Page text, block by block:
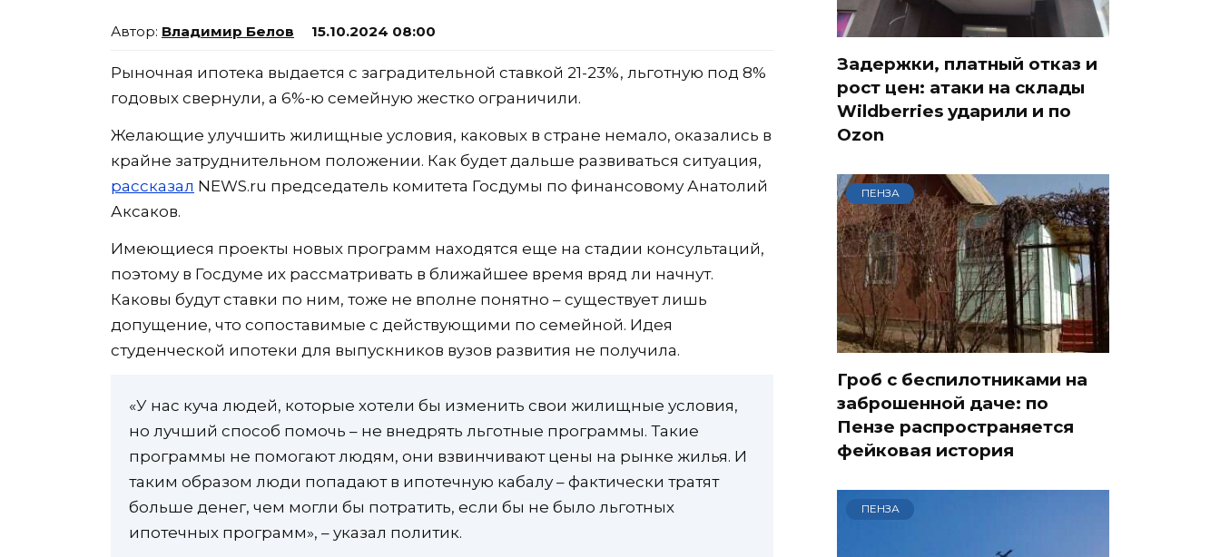
Владимир Белов 15.10.2024 08:00
Рыночная ипотека выдается с заградительной ставкой 21-23%, льготную под 8%
годовых свернули, а 6%-ю семейную жестко ограничили.
Желающие улучшить жилищные условия, каковых в стране немало, оказались в
крайне затруднительном положении. Как будет дальше развиваться ситуация,
рассказал NEWS.ru председатель комитета Госдумы по финансовому Анатолий
Аксаков.
Имеющиеся проекты новых программ находятся еще на стадии консультаций,
поэтому в Госдуме их рассматривать в ближайшее время вряд ли начнут.
Каковы будут ставки по ним, тоже не вполне понятно – существует лишь
допущение, что сопоставимые с действующими по семейной. Идея
студенческой ипотеки для выпускников вузов развития не получила.
«У нас куча людей, которые хотели бы изменить свои жилищные условия,
но лучший способ помочь – не внедрять льготные программы. Такие
программы не помогают людям, они взвинчивают цены на рынке жилья. И
таким образом люди попадают в ипотечную кабалу – фактически тратят
больше денег, чем могли бы потратить, если бы не было льготных
ипотечных программ», – указал политик.
Задержки, платный отказ и
рост цен: атаки на склады
Wildberries ударили и по
Ozon
ПЕНЗА
Гроб с беспилотниками на
заброшенной даче: по
Пензе распространяется
фейковая история
ПЕНЗА